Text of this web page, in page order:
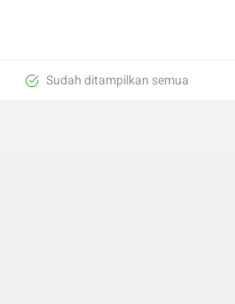
Sudah ditampilkan semua